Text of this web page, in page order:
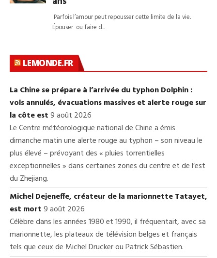
LEMONDE.FR
La Chine se prépare à l’arrivée du typhon Dolphin :
vols annulés, évacuations massives et alerte rouge sur
la côte est9 août 2026
Le Centre météorologique national de Chine a émis
dimanche matin une alerte rouge au typhon – son niveau le
plus élevé – prévoyant des « pluies torrentielles
exceptionnelles » dans certaines zones du centre et de l’est
du Zhejiang.
Michel Dejeneffe, créateur de la marionnette Tatayet,
est mort9 août 2026
Célèbre dans les années 1980 et 1990, il fréquentait, avec sa
marionnette, les plateaux de télévision belges et français
tels que ceux de Michel Drucker ou Patrick Sébastien.